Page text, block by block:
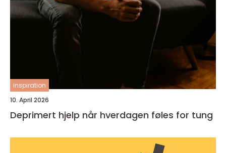
inspiration
10. April 2026
Deprimert hjelp når hverdagen føles for tung